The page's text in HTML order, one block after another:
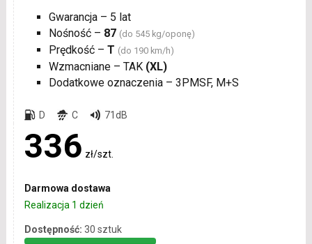
Gwarancja – 5 lat
Nośność – 87 (do 545 kg/oponę)
Prędkość – T (do 190 km/h)
Wzmacniane – TAK (XL)
Dodatkowe oznaczenia – 3PMSF, M+S
D C 71dB
336 zł/szt.
Darmowa dostawa
Realizacja 1 dzień
Dostępność: 30 sztuk